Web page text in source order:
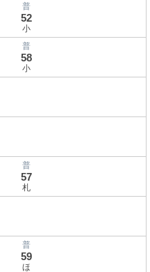
普
52
小
普
58
小
普
57
札
普
59
ほ